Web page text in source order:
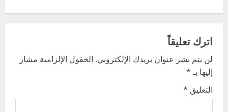
n
a
v
i
g
اترك تعليقاً
لن يتم نشر عنوان بريدك الإلكتروني. الحقول الإلزامية مشار
إليها بـ*
التعليق *